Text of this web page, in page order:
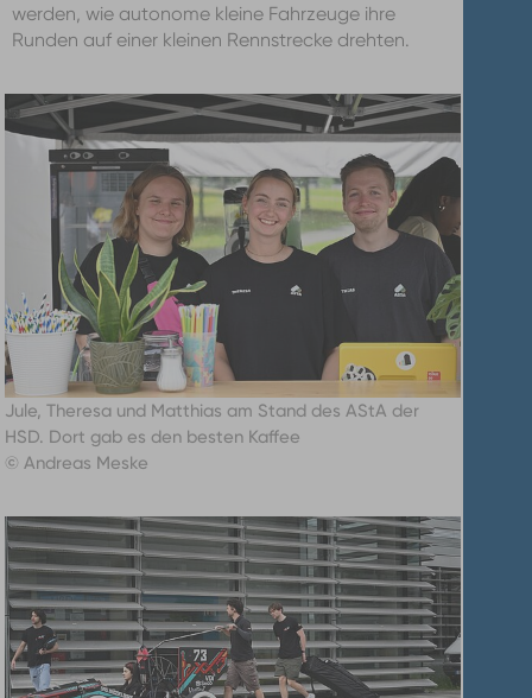
werden, wie autonome kleine Fahrzeuge ihre
Runden auf einer kleinen Rennstrecke drehten.
Jule, Theresa und Matthias am Stand des AStA der
HSD. Dort gab es den besten Kaffee
© Andreas Meske